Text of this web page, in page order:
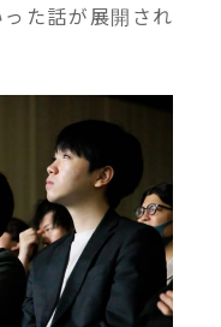
た話が展開され